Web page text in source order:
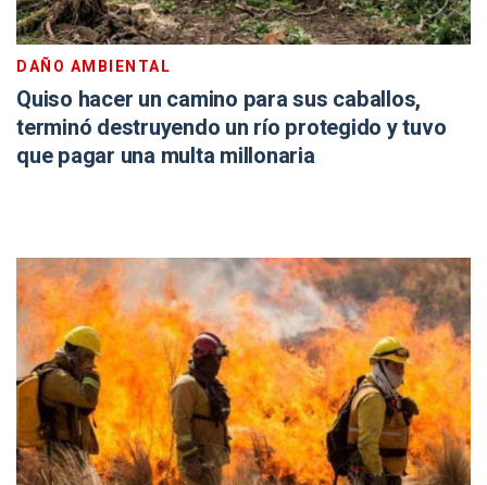
DAÑO AMBIENTAL
Quiso hacer un camino para sus caballos,
terminó destruyendo un río protegido y tuvo
que pagar una multa millonaria